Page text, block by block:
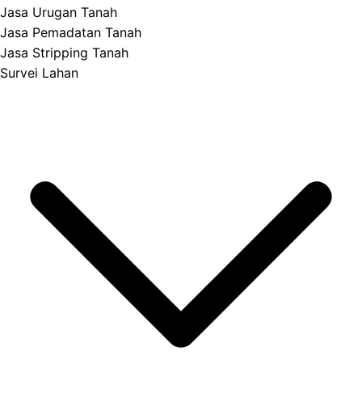
Jasa Urugan Tanah
Jasa Pemadatan Tanah
Jasa Stripping Tanah
Survei Lahan